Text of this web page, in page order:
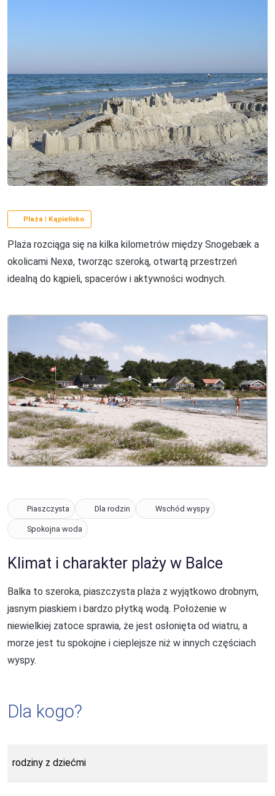
Plaża | Kąpielisko
Plaża rozciąga się na kilka kilometrów między Snogebæk a
okolicami Nexø, tworząc szeroką, otwartą przestrzeń
idealną do kąpieli, spacerów i aktywności wodnych.
Piaszczysta Dla rodzin Wschód wyspy
Spokojna woda
Klimat i charakter plaży w Balce
Balka to szeroka, piaszczysta plaża z wyjątkowo drobnym,
jasnym piaskiem i bardzo płytką wodą. Położenie w
niewielkiej zatoce sprawia, że jest osłonięta od wiatru, a
morze jest tu spokojne i cieplejsze niż w innych częściach
wyspy.
Dla kogo?
rodziny z dziećmi